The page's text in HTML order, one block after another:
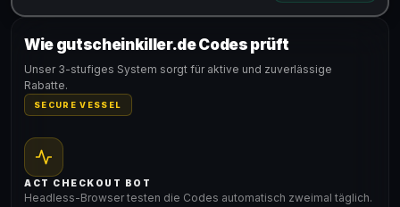
Gültig für teilnehmende Produkte
Wie gutscheinkiller.de Codes prüft
Unser 3-stufiges System sorgt für aktive und zuverlässige
Rabatte.
SECURE VESSEL
ACT CHECKOUT BOT
Headless-Browser testen die Codes automatisch zweimal täglich.